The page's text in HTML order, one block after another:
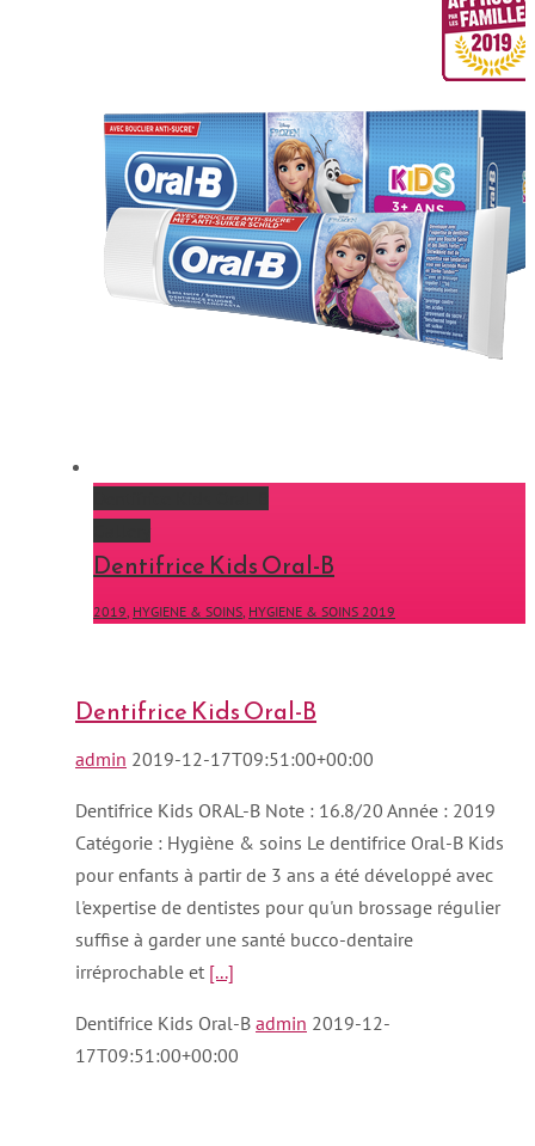
Dentifrice Kids Oral-B
2019, HYGIENE & SOINS, HYGIENE & SOINS 2019
Dentifrice Kids Oral-B
admin 2019-12-17T09:51:00+00:00
Dentifrice Kids ORAL-B Note : 16.8/20 Année : 2019
Catégorie : Hygiène & soins Le dentifrice Oral-B Kids
pour enfants à partir de 3 ans a été développé avec
l'expertise de dentistes pour qu'un brossage régulier
suffise à garder une santé bucco-dentaire
irréprochable et [...]
Dentifrice Kids Oral-B admin 2019-12-
17T09:51:00+00:00